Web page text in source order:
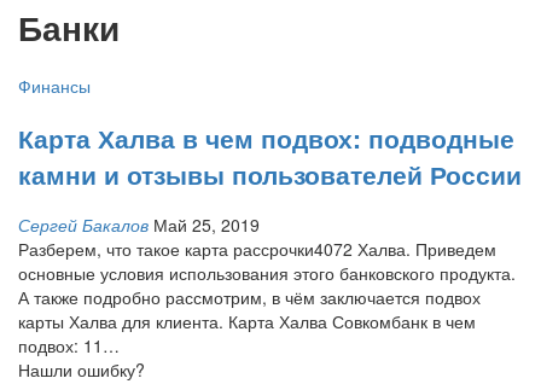
Банки
Финансы
Карта Халва в чем подвох: подводные
камни и отзывы пользователей России
Сергей Бакалов Май 25, 2019
Разберем, что такое карта рассрочки4072 Халва. Приведем
основные условия использования этого банковского продукта.
А также подробно рассмотрим, в чём заключается подвох
карты Халва для клиента. Карта Халва Совкомбанк в чем
подвох: 11 …
Нашли ошибку?